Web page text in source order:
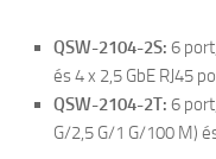
QSW-2104-2S: 6
és 4 x 2,5 GbE RJ45
QSW-2104-2T: 6
G/2,5 G/1 G/100 M)